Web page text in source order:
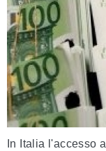
In Italia l'accesso